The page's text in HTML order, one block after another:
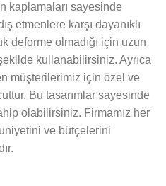
kaplamaları sayesinde
etmenlere karşı dayanıklı
deforme olmadığı için uzun
kullanabilirsiniz. Ayrıca
müşterilerimiz için özel ve
Bu tasarımlar sayesinde
olabilirsiniz. Firmamız her
ve bütçelerini